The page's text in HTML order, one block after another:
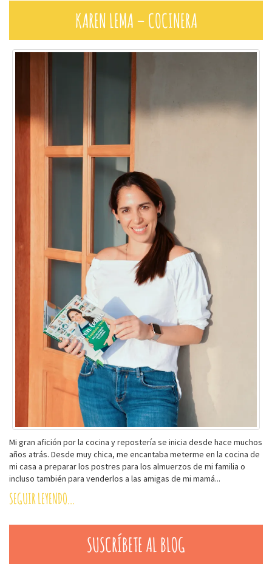
KAREN LEMA – COCINERA
Mi gran afición por la cocina y repostería se inicia desde hace muchos
años atrás. Desde muy chica, me encantaba meterme en la cocina de
mi casa a preparar los postres para los almuerzos de mi familia o
incluso también para venderlos a las amigas de mi mamá...
SEGUIR LEYENDO...
SUSCRÍBETE AL BLOG